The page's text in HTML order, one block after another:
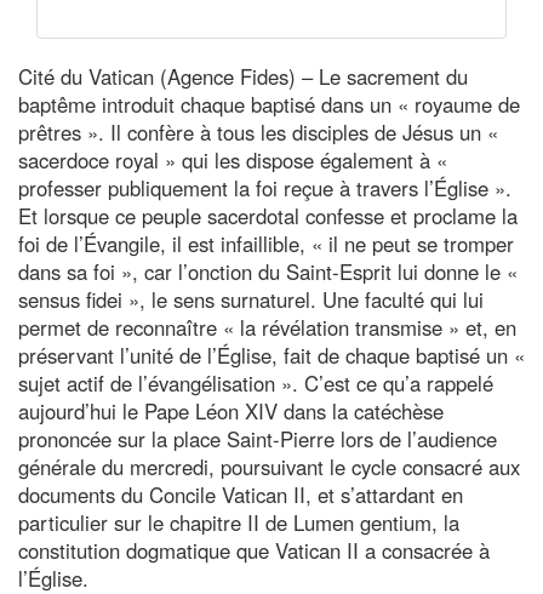
Cité du Vatican (Agence Fides) – Le sacrement du
baptême introduit chaque baptisé dans un « royaume de
prêtres ». Il confère à tous les disciples de Jésus un «
sacerdoce royal » qui les dispose également à «
professer publiquement la foi reçue à travers l’Église ».
Et lorsque ce peuple sacerdotal confesse et proclame la
foi de l’Évangile, il est infaillible, « il ne peut se tromper
dans sa foi », car l’onction du Saint-Esprit lui donne le «
sensus fidei », le sens surnaturel. Une faculté qui lui
permet de reconnaître « la révélation transmise » et, en
préservant l’unité de l’Église, fait de chaque baptisé un «
sujet actif de l’évangélisation ». C’est ce qu’a rappelé
aujourd’hui le Pape Léon XIV dans la catéchèse
prononcée sur la place Saint-Pierre lors de l’audience
générale du mercredi, poursuivant le cycle consacré aux
documents du Concile Vatican II, et s’attardant en
particulier sur le chapitre II de Lumen gentium, la
constitution dogmatique que Vatican II a consacrée à
l’Église.